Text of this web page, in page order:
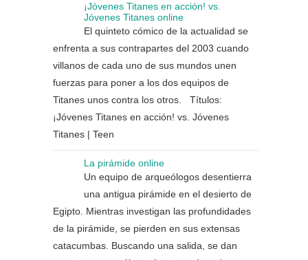
¡Jóvenes Titanes en acción! vs.
Jóvenes Titanes online
El quinteto cómico de la actualidad se
enfrenta a sus contrapartes del 2003 cuando
villanos de cada uno de sus mundos unen
fuerzas para poner a los dos equipos de
Titanes unos contra los otros. Títulos:
¡Jóvenes Titanes en acción! vs. Jóvenes
Titanes | Teen
La pirámide online
Un equipo de arqueólogos desentierra
una antigua pirámide en el desierto de
Egipto. Mientras investigan las profundidades
de la pirámide, se pierden en sus extensas
catacumbas. Buscando una salida, se dan